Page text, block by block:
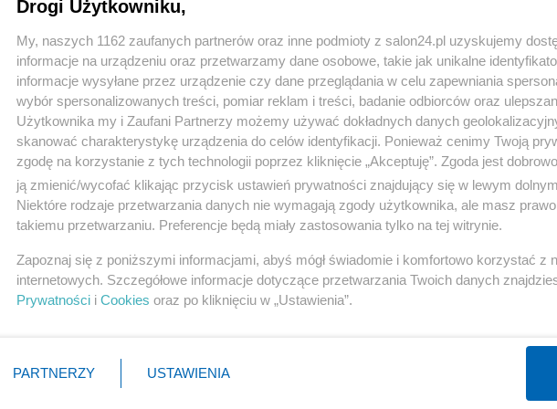
Polityka
PiS
Rząd
NATO
KO
Gospodarka
Biznes
Pieniądze
Centralny Port Komunikacyjny
Inwestycje
Podatki
Drogi Użytkowniku,
My, naszych 1162 zaufanych partnerów oraz inne podmioty z salon24.pl uzyskujemy
informacje na urządzeniu oraz przetwarzamy dane osobowe, takie jak unikalne
informacje wysyłane przez urządzenie czy dane przeglądania w celu zapewniania
wybór spersonalizowanych treści, pomiar reklam i treści, badanie odbiorców oraz
Użytkownika my i Zaufani Partnerzy możemy używać dokładnych danych
skanować charakterystykę urządzenia do celów identyfikacji. Ponieważ cenimy Twoją
zgodę na korzystanie z tych technologii poprzez kliknięcie „Akceptuję”. Zgoda jest
ją zmienić/wycofać klikając przycisk ustawień prywatności znajdujący się w lewym
Niektóre rodzaje przetwarzania danych nie wymagają zgody użytkownika, ale masz
takiemu przetwarzaniu. Preferencje będą miały zastosowania tylko na tej witrynie.
Zapoznaj się z poniższymi informacjami, abyś mógł świadomie i komfortowo korzystać z
internetowych. Szczegółowe informacje dotyczące przetwarzania Twoich danych
Prywatności i Cookies oraz po kliknięciu w „Ustawienia”.
PARTNERZY USTAWIENIA